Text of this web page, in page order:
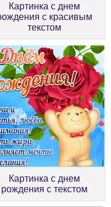
Картинка с днем
с красивым
текстом
Картинка с днем
рождения с текстом